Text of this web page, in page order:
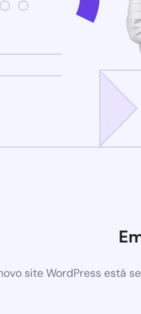
site WordPress está